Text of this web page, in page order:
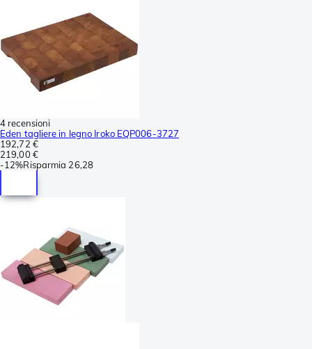
4 recensioni
Eden tagliere in legno Iroko EQP006-3727
192,72 €
219,00 €
-12%Risparmia 26,28